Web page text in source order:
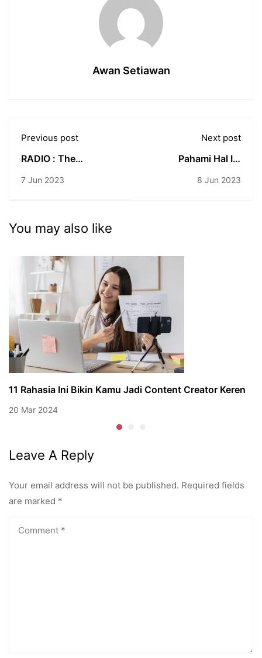
Awan Setiawan
Previous post
RADIO : The
7 Jun 2023
Next post
Pahami Hal Ini
8 Jun 2023
You may also like
11 Rahasia Ini Bikin Kamu Jadi Content Creator Keren
20 Mar 2024
Leave A Reply
Your email address will not be published. Required fields
are marked *